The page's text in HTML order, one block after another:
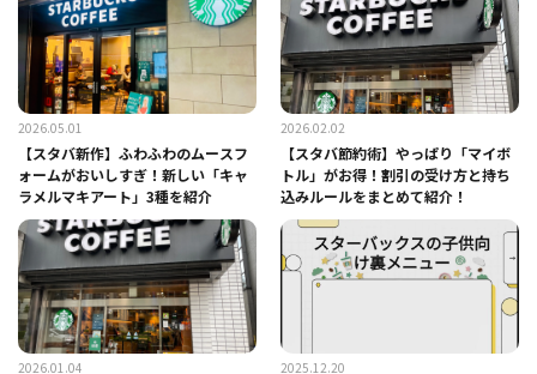
2026.05.01
【スタバ新作】ふわふわのムースフ
ォームがおいしすぎ！新しい「キャ
ラメルマキアート」3種を紹介
2026.02.02
【スタバ節約術】やっぱり「マイボ
トル」がお得！割引の受け方と持ち
込みルールをまとめて紹介！
2026.01.04 2025.12.20